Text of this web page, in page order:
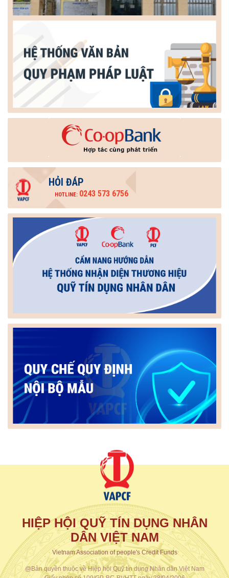
HỎI ĐÁP
HOTLINE: 0243 573 6756
HIỆP HỘI QUỸ TÍN DỤNG NHÂN
DÂN VIỆT NAM
Vietnam Association of people's Credit Funds
@Bản quyền thuộc về Hiệp hội Quỹ tín dụng Nhân dân Việt Nam